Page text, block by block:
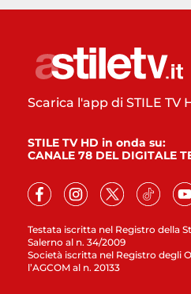
Testata iscritta nel Registro della
Salerno al n. 34/2009
Società iscritta nel Registro degli
l’AGCOM al n. 20133
Scarica l'app di STILE TV
STILE TV HD in onda su:
CANALE 78 DEL DIGITALE